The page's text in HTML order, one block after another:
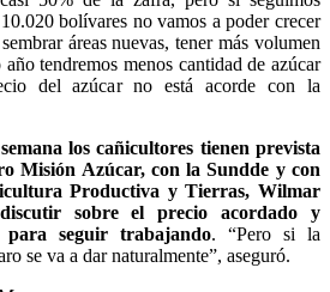
bolívares no vamos a poder crecer
áreas nuevas, tener más volumen
tendremos menos cantidad de azúcar
del azúcar no está acorde con la
los cañicultores tienen prevista
Misión Azúcar, con la Sundde y con
Productiva y Tierras, Wilmar
sobre el precio acordado y
para seguir trabajando. “Pero si la
se va a dar naturalmente”, aseguró.